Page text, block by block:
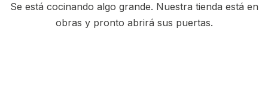
Se está cocinando algo grande. Nuestra tienda está en
obras y pronto abrirá sus puertas.